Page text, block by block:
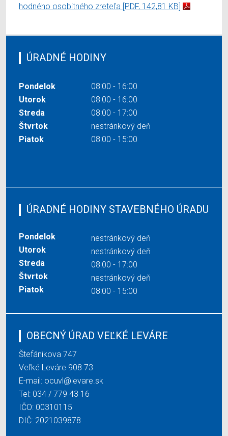
hodného osobitného zreteľa [PDF, 142,81 KB]
ÚRADNÉ HODINY
Pondelok
08:00 - 16:00
Utorok
08:00 - 16:00
Streda
08:00 - 17:00
Štvrtok
nestránkový deň
Piatok
08:00 - 15:00
ÚRADNÉ HODINY STAVEBNÉHO ÚRADU
Pondelok
nestránkový deň
Utorok
nestránkový deň
Streda
08:00 - 17:00
Štvrtok
nestránkový deň
Piatok
08:00 - 15:00
OBECNÝ ÚRAD VEĽKÉ LEVÁRE
Štefánikova 747
Veľké Leváre 908 73
E-mail: ocuvl@levare.sk
Tel: 034 / 779 43 16
IČO: 00310115
DIČ: 2021039878